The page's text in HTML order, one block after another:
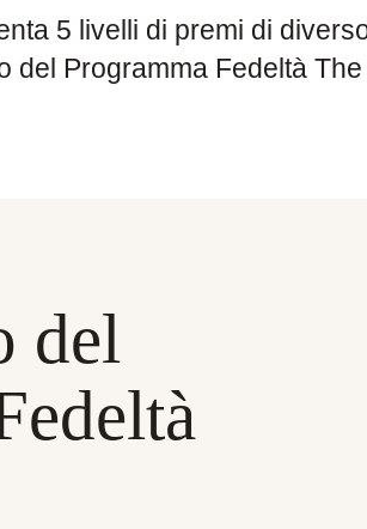
5 livelli di premi di
del Programma Fedeltà
del